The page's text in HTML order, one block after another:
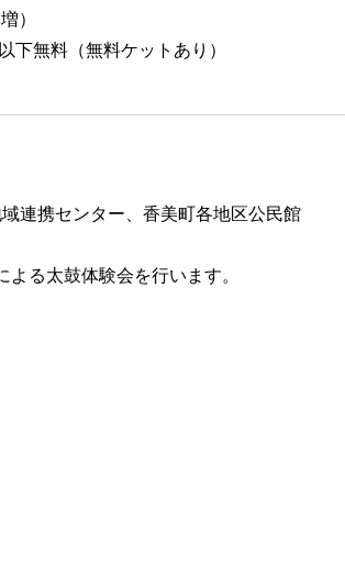
）
下無料（無料ケットあり）
連携センター、香美町各地区公民館
る太鼓体験会を行います。